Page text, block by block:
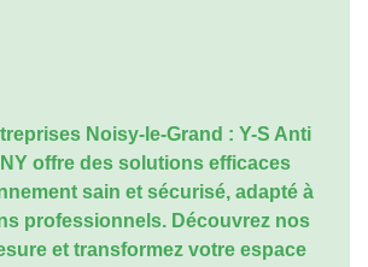
Noisy-le-Grand : Y-S Anti
offre des solutions efficaces
sain et sécurisé, adapté à
professionnels. Découvrez nos
et transformez votre espace